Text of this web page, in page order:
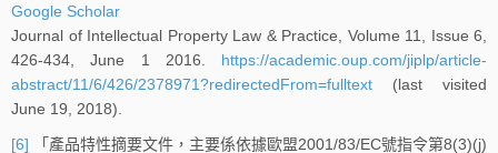
Google Scholar
Journal of Intellectual Property Law & Practice, Volume 11, Issue 6,
426-434, June 1 2016. https://academic.oup.com/jiplp/article-
abstract/11/6/426/2378971?redirectedFrom=fulltext (last visited
June 19, 2018).
[6] 「產品特性摘要文件，主要係依據歐盟2001/83/EC號指令第8(3)(j)